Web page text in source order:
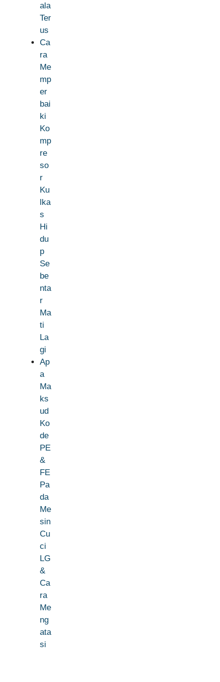
ala
Ter
us
Ca
ra
Me
mp
er
bai
ki
Ko
mp
re
so
r
Ku
lka
s
Hi
du
p
Se
be
nta
r
Ma
ti
La
gi
Ap
a
Ma
ks
ud
Ko
de
PE
&
FE
Pa
da
Me
sin
Cu
ci
LG
&
Ca
ra
Me
ng
ata
si